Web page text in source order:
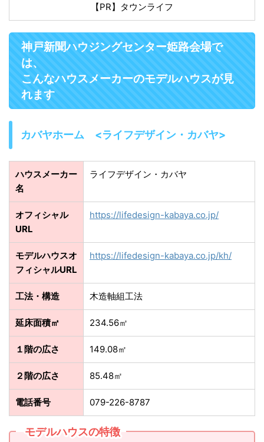
【PR】タウンライフ
神戸新聞ハウジングセンター姫路会場で
は、
こんなハウスメーカーのモデルハウスが見
れます
カバヤホーム <ライフデザイン・カバヤ>
ハウスメーカー
名
ライフデザイン・カバヤ
オフィシャル
URL
https://lifedesign-kabaya.co.jp/
モデルハウスオ
フィシャルURL
https://lifedesign-kabaya.co.jp/kh/
工法・構造 木造軸組工法
延床面積㎡ 234.56㎡
１階の広さ 149.08㎡
２階の広さ 85.48㎡
電話番号 079-226-8787
モデルハウスの特徴